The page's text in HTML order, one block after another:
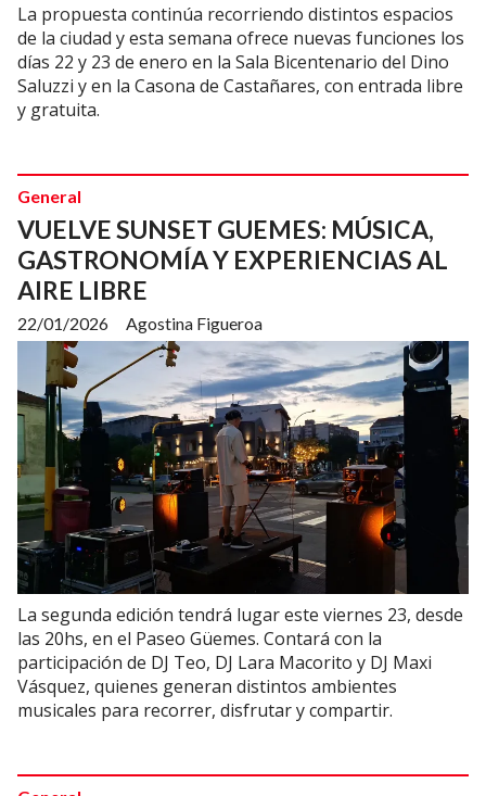
La propuesta continúa recorriendo distintos espacios
de la ciudad y esta semana ofrece nuevas funciones los
días 22 y 23 de enero en la Sala Bicentenario del Dino
Saluzzi y en la Casona de Castañares, con entrada libre
y gratuita.
VUELVE SUNSET GUEMES: MÚSICA,
GASTRONOMÍA Y EXPERIENCIAS AL
AIRE LIBRE
Agostina Figueroa
General
22/01/2026
La segunda edición tendrá lugar este viernes 23, desde
las 20hs, en el Paseo Güemes. Contará con la
participación de DJ Teo, DJ Lara Macorito y DJ Maxi
Vásquez, quienes generan distintos ambientes
musicales para recorrer, disfrutar y compartir.